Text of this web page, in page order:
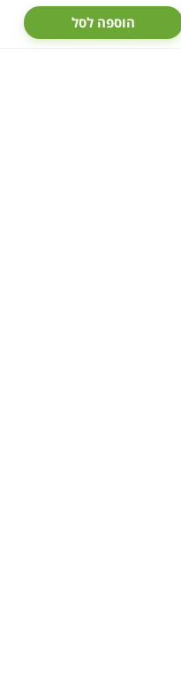
הוספה לסל